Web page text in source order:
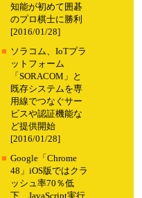
知能が初めて囲碁
のプロ棋士に勝利
[2016/01/28]
■ ソラコム、IoTプラ
ットフォーム
「SORACOM」と
既存システムを専
用線でつなぐサー
ビスや認証機能な
ど提供開始
[2016/01/28]
■ Google「Chrome
48」iOS版ではクラ
ッシュ率70％低
下、JavaScript実行